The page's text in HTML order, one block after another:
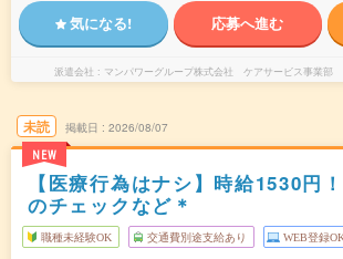
気になる! 応募へ進む
派遣会社 マンパワーグループ株式会社 ケアサービス事業部
未読
NEW
掲載日 2026/08/07
【医療行為はナシ】時給1530円
のチェックなど＊
職種未経験OK 交通費別途支給あり WEB登録